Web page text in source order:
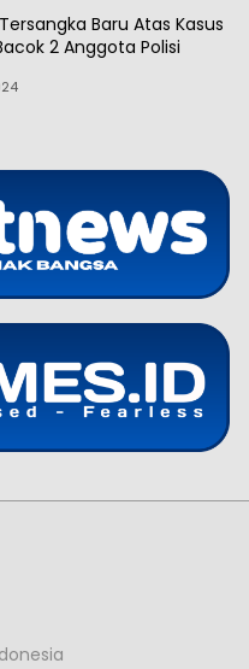
Baru Atas Kasus
2 Anggota Polisi